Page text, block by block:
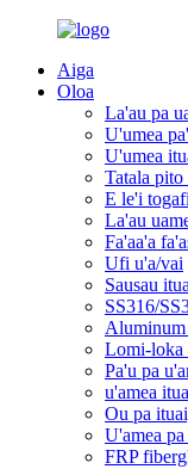
Aiga
Oloa
La'au pa
U'umea
U'umea
Tatala pito
E le'i
La'au
Fa'aa'a
Ufi u'a/vai
Sausau
SS316/
Aluminum
Lomi-loka
Pa'u pa
u'amea
Ou pa
U'amea
FRP